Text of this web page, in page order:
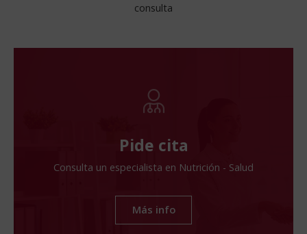
consulta
Pide cita
Consulta un especialista en Nutrición - Salud
Más info